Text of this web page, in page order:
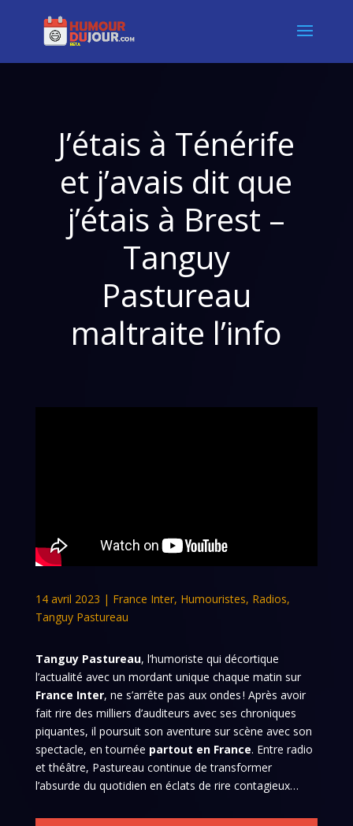
J’étais à Ténérife
et j’avais dit que
j’étais à Brest –
Tanguy
Pastureau
maltraite l’info
14 avril 2023 | France Inter, Humouristes, Radios,
Tanguy Pastureau
Tanguy Pastureau, l’humoriste qui décortique
l’actualité avec un mordant unique chaque matin sur
France Inter, ne s’arrête pas aux ondes ! Après avoir
fait rire des milliers d’auditeurs avec ses chroniques
piquantes, il poursuit son aventure sur scène avec son
spectacle, en tournée partout en France. Entre radio
et théâtre, Pastureau continue de transformer
l’absurde du quotidien en éclats de rire contagieux…